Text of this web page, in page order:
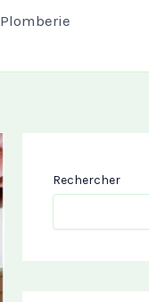
Plomberie
Rechercher